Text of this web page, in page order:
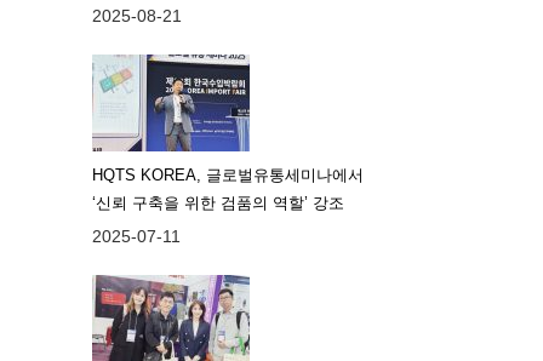
2025-08-21
HQTS KOREA, 글로벌유통세미나에서
‘신뢰 구축을 위한 검품의 역할’ 강조
2025-07-11